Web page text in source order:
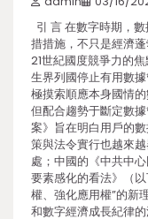
引 言 在數字時期，
措措施，不只是經濟
21世紀國度競爭力的
生界列國停止有用數
極摸索順應本身國情
但配合趨勢于斷定數
案》旨在明白用戶的
策與法令實行也越來
處；中國的《中共中
要素感化的看法》（
權、強化應用權”的新
和數字經濟成長紀律